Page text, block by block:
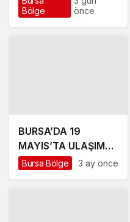
Bölge
önce
BURSA’DA 19
MAYIS’TA ULAŞIM
ÜCRETSİZ
Bursa Bölge 3 ay önce